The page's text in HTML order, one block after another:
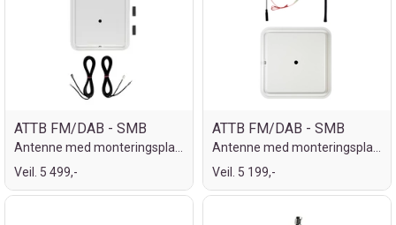
ATTB FM/DAB - SMB
Veil. 5 499,-
ATTB FM/DAB - SMB
Veil. 5 199,-